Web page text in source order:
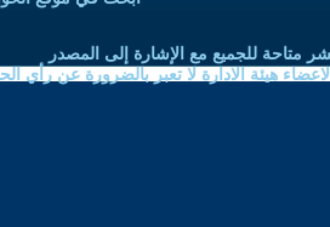
متاحة للجميع مع الإشارة إلى المصدر
هيئة الادارة لا تعبر بالضرورة عن رأي